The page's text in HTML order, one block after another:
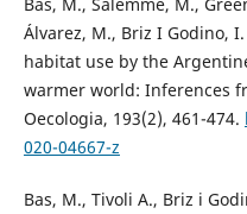
Álvarez, M., Briz I Godino,
habitat use by the
warmer world: Inferences
Oecologia, 193(2), 461-474.
020-04667-z
Bas, M., Tivoli A., Briz i